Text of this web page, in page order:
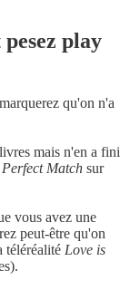
play
qu'on n'a
mais n'en a fini
Perfect Match sur
vous avez une
peut-être qu'on
téléréalité Love is